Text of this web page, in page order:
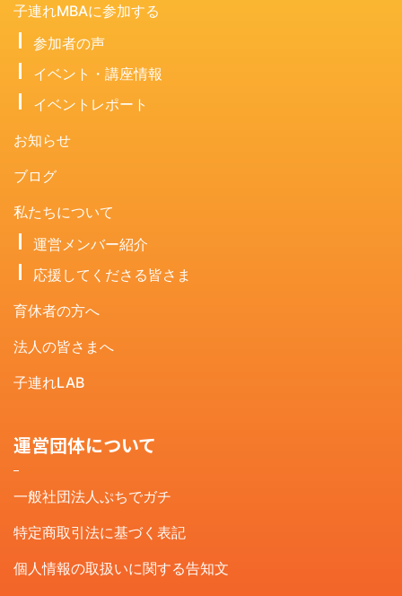
子連れMBAに参加する
参加者の声
イベント・講座情報
イベントレポート
お知らせ
ブログ
私たちについて
運営メンバー紹介
応援してくださる皆さま
育休者の方へ
法人の皆さまへ
子連れLAB
運営団体について
一般社団法人ぷちでガチ
特定商取引法に基づく表記
個人情報の取扱いに関する告知文